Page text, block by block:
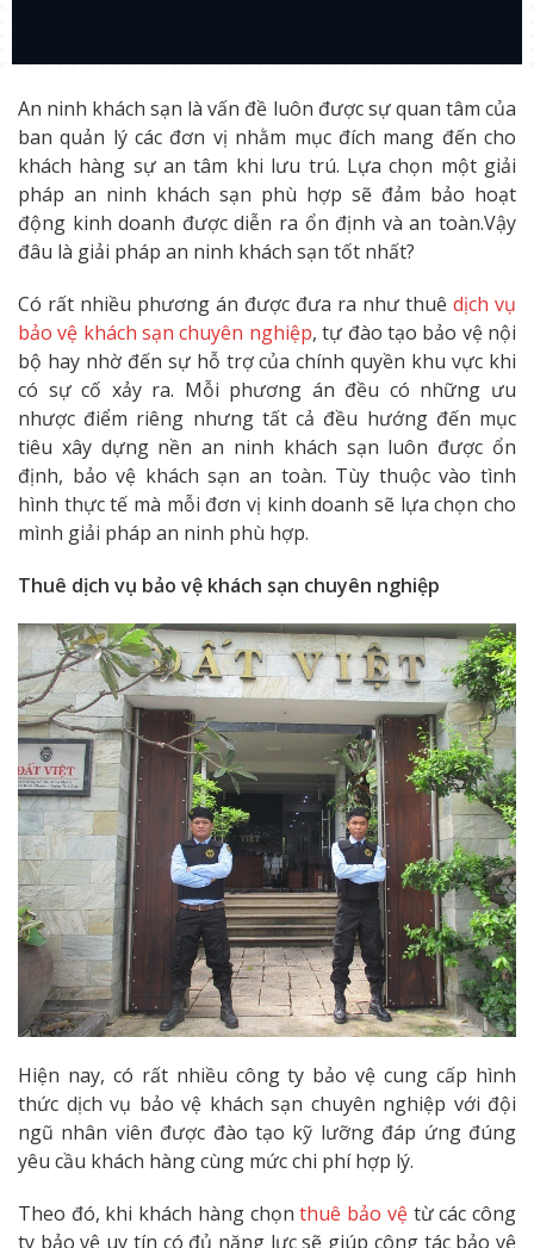
An ninh khách sạn là vấn đề luôn được sự quan tâm của
ban quản lý các đơn vị nhằm mục đích mang đến cho
khách hàng sự an tâm khi lưu trú. Lựa chọn một giải
pháp an ninh khách sạn phù hợp sẽ đảm bảo hoạt
động kinh doanh được diễn ra ổn định và an toàn.Vậy
đâu là giải pháp an ninh khách sạn tốt nhất?
Có rất nhiều phương án được đưa ra như thuê dịch vụ
bảo vệ khách sạn chuyên nghiệp, tự đào tạo bảo vệ nội
bộ hay nhờ đến sự hỗ trợ của chính quyền khu vực khi
có sự cố xảy ra. Mỗi phương án đều có những ưu
nhược điểm riêng nhưng tất cả đều hướng đến mục
tiêu xây dựng nền an ninh khách sạn luôn được ổn
định, bảo vệ khách sạn an toàn. Tùy thuộc vào tình
hình thực tế mà mỗi đơn vị kinh doanh sẽ lựa chọn cho
mình giải pháp an ninh phù hợp.
Thuê dịch vụ bảo vệ khách sạn chuyên nghiệp
Hiện nay, có rất nhiều công ty bảo vệ cung cấp hình
thức dịch vụ bảo vệ khách sạn chuyên nghiệp với đội
ngũ nhân viên được đào tạo kỹ lưỡng đáp ứng đúng
yêu cầu khách hàng cùng mức chi phí hợp lý.
Theo đó, khi khách hàng chọnthuê bảo vệtừ các công
ty bảo vệ uy tín có đủ năng lực sẽ giúp công tác bảo vệ